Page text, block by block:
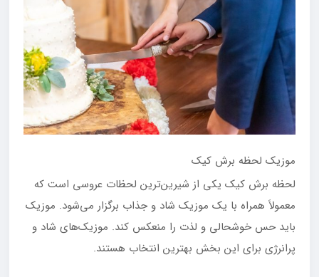
موزیک لحظه برش کیک
لحظه برش کیک یکی از شیرین‌ترین لحظات عروسی است که
معمولاً همراه با یک موزیک شاد و جذاب برگزار می‌شود. موزیک
باید حس خوشحالی و لذت را منعکس کند. موزیک‌های شاد و
پرانرژی برای این بخش بهترین انتخاب هستند.